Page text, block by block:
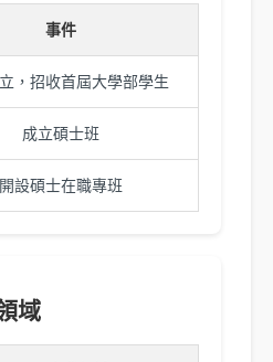
事件
，招收首屆大學部學生
成立碩士班
開設碩士在職專班
域